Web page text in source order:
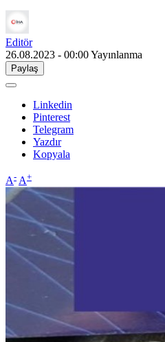
Editör
26.08.2023 - 00:00Yayınlanma
Paylaş
Linkedin
Pinterest
Telegram
Yazdır
Kopyala
A- A+